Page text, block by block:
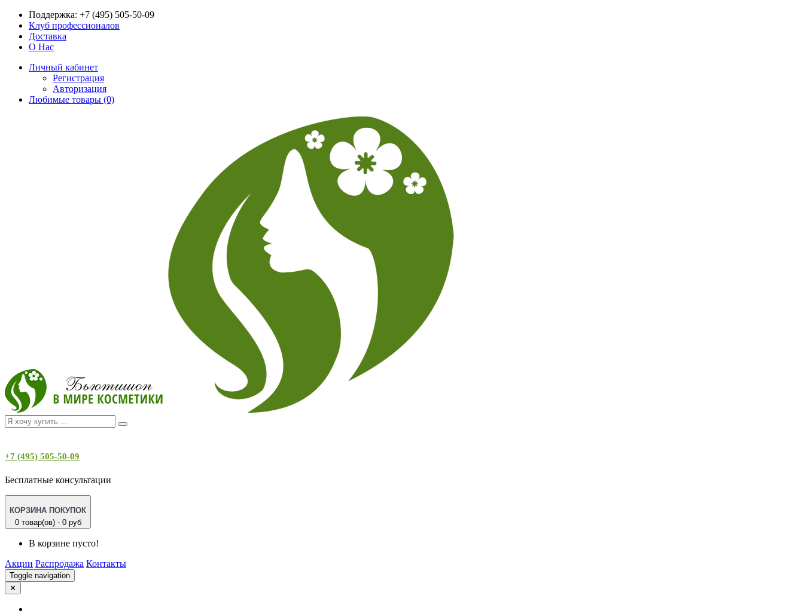
Поддержка: +7 (495) 505-50-09
Клуб профессионалов
Доставка
О Нас
Личный кабинет
Регистрация
Авторизация
Любимые товары (0)
+7 (495) 505-50-09
Бесплатные консультации
КОРЗИНА ПОКУПОК
0 товар(ов) - 0 руб
В корзине пусто!
Акции Распродажа Контакты
Toggle navigation
✕